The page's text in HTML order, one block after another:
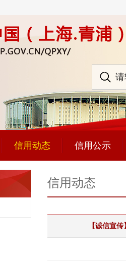
信用动态 信用公示
信用动态
【诚信宣